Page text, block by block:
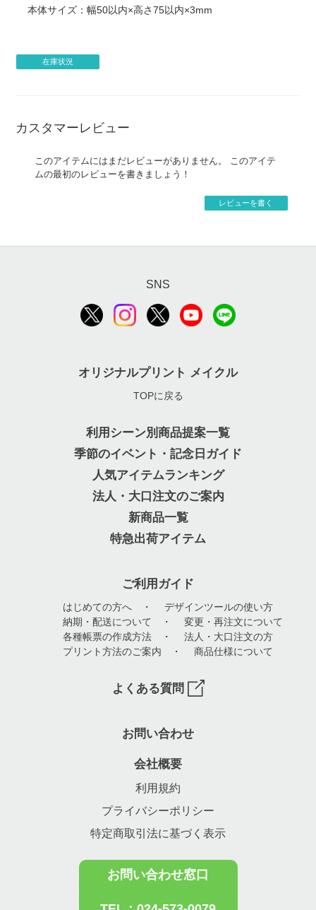
がございます。
ただけますと製作がスムーズに進みます。
担になった銀行振込手数料は原則返金致しません。
金額を返金とさせていただきます。
本体サイズ：幅50以内×高さ75以内×3mm
在庫状況
カスタマーレビュー
このアイテムにはまだレビューがありません。 このアイテ
ムの最初のレビューを書きましょう！
レビューを書く
SNS
オリジナルプリント メイクル
TOPに戻る
利用シーン別商品提案一覧
季節のイベント・記念日ガイド
人気アイテムランキング
法人・大口注文のご案内
新商品一覧
特急出荷アイテム
ご利用ガイド
はじめての方へ ・ デザインツールの使い方
納期・配送について
・ 変更・再注文について
各種帳票の作成方法 ・ 法人・大口注文の方
プリント方法のご案内 ・ 商品仕様について
よくある質問
お問い合わせ
会社概要
利用規約
プライバシーポリシー
特定商取引法に基づく表示
お問い合わせ窓口